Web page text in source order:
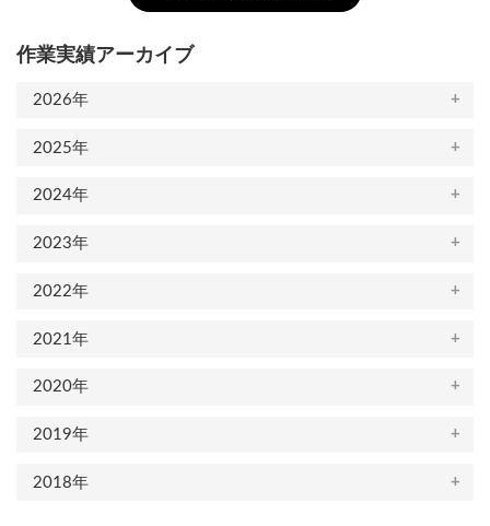
作業実績アーカイブ
2026年
2025年
2024年
2023年
2022年
2021年
2020年
2019年
2018年